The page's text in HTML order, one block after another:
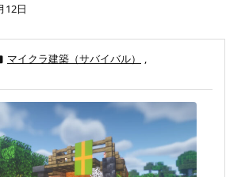

12日
マイクラ建築（サバイバル）
,